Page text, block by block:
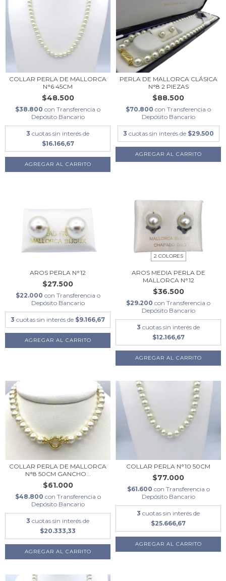
COLLAR PERLA DE MALLORCA
N°6 45CM
$48.500
$38.800 con Transferencia o
Depósito Bancario
3 cuotas sin interés de
$16.166,67
PERLA DE MALLORCA CLÁSICA
N°8 2 PIEZAS
$88.500
$70.800 con Transferencia o
Depósito Bancario
3 cuotas sin interés de $29.500
AROS PERLA N°12
$27.500
$22.000 con Transferencia o
Depósito Bancario
3 cuotas sin interés de $9.166,67
2 COLORES
AROS MEDIA PERLA DE
MALLORCA N°12
$36.500
$29.200 con Transferencia o
Depósito Bancario
3 cuotas sin interés de
$12.166,67
AGREGAR AL CARRITO
COLLAR PERLA DE MALLORCA
N°8 50CM GANCHO...
$61.000
$48.800 con Transferencia o
Depósito Bancario
3 cuotas sin interés de
$20.333,33
COLLAR PERLA N°10 50CM
$77.000
$61.600 con Transferencia o
Depósito Bancario
3 cuotas sin interés de
$25.666,67